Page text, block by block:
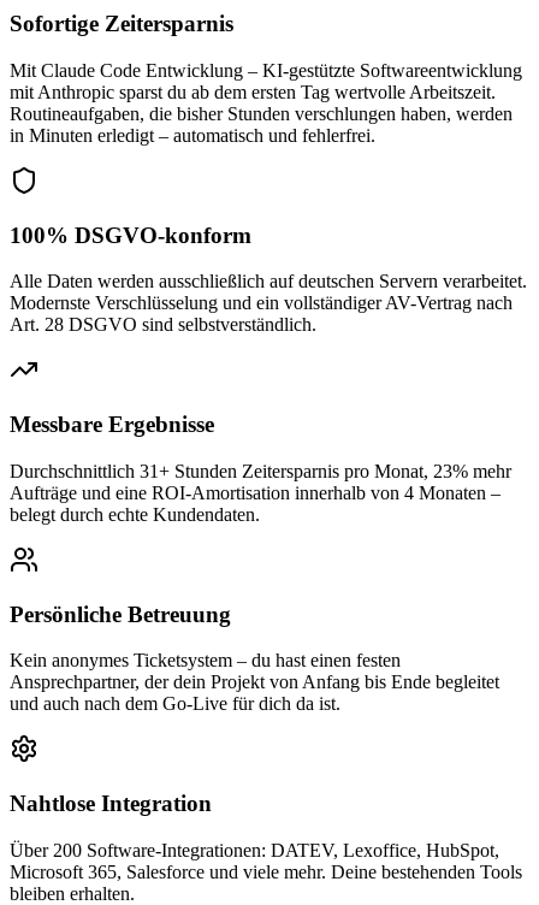
Sofortige Zeitersparnis
Mit Claude Code Entwicklung – KI-gestützte Softwareentwicklung
mit Anthropic sparst du ab dem ersten Tag wertvolle Arbeitszeit.
Routineaufgaben, die bisher Stunden verschlungen haben, werden
in Minuten erledigt – automatisch und fehlerfrei.
100% DSGVO-konform
Alle Daten werden ausschließlich auf deutschen Servern verarbeitet.
Modernste Verschlüsselung und ein vollständiger AV-Vertrag nach
Art. 28 DSGVO sind selbstverständlich.
Messbare Ergebnisse
Durchschnittlich 31+ Stunden Zeitersparnis pro Monat, 23% mehr
Aufträge und eine ROI-Amortisation innerhalb von 4 Monaten –
belegt durch echte Kundendaten.
Persönliche Betreuung
Kein anonymes Ticketsystem – du hast einen festen
Ansprechpartner, der dein Projekt von Anfang bis Ende begleitet
und auch nach dem Go-Live für dich da ist.
Nahtlose Integration
Über 200 Software-Integrationen: DATEV, Lexoffice, HubSpot,
Microsoft 365, Salesforce und viele mehr. Deine bestehenden Tools
bleiben erhalten.